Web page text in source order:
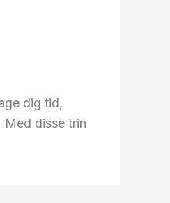
dig tid,
disse trin